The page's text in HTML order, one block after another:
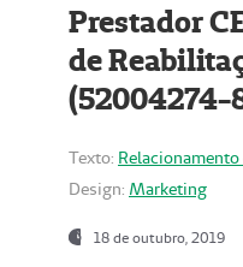
Prestador
de
(52004274-
Texto:
Design: Marketing
18 de outubro, 2019